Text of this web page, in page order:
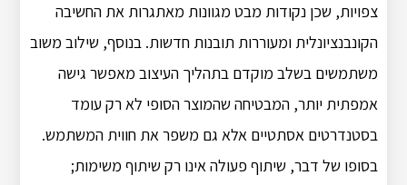
צפויות, שכן נקודות מבט מגוונות מאתגרות את החשיבה
הקונבנציונלית ומעוררות תובנות חדשות. בנוסף, שילוב משוב
משתמשים בשלב מוקדם בתהליך העיצוב מאפשר גישה
אמפתית יותר, המבטיחה שהמוצר הסופי לא רק עומד
בסטנדרטים אסתטיים אלא גם משפר את חווית המשתמש.
בסופו של דבר, שיתוף פעולה אינו רק שיתוף משימות;